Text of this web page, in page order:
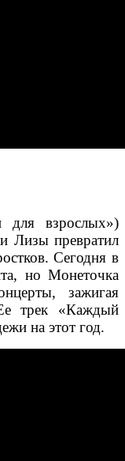
для взрослых»)
Лизы превратил
Сегодня в
но Монеточка
зажигая
трек «Каждый
на этот год.